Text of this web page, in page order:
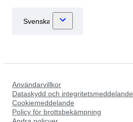
Användarvillkor
Dataskydd och integritetsmeddelande
Cookiemeddelande
Policy för brottsbekämpning